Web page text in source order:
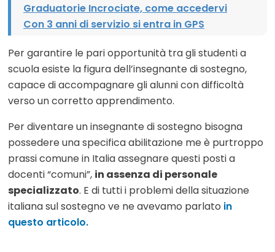
Graduatorie Incrociate, come accedervi
Con 3 anni di servizio si entra in GPS
Per garantire le pari opportunità tra gli studenti a
scuola esiste la figura dell’insegnante di sostegno,
capace di accompagnare gli alunni con difficoltà
verso un corretto apprendimento.
Per diventare un insegnante di sostegno bisogna
possedere una specifica abilitazione me è purtroppo
prassi comune in Italia assegnare questi posti a
docenti “comuni”, in assenza di personale
specializzato. E di tutti i problemi della situazione
italiana sul sostegno ve ne avevamo parlato in
questo articolo.